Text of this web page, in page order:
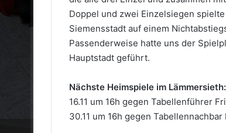
Doppel und zwei Einzelsiegen
Siemensstadt auf einem
Passenderweise hatte uns der
Hauptstadt geführt.
Nächste Heimspiele im Lämmersieth:
16.11 um 16h gegen Tabellenführer
30.11 um 16h gegen